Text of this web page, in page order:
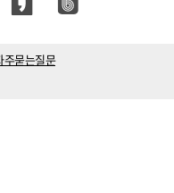
주묻는질문